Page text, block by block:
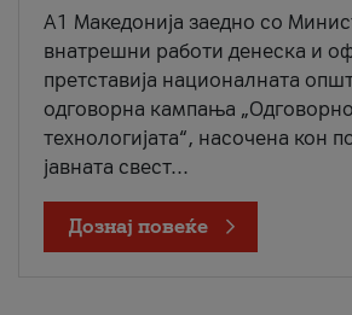
A1 Македонија заедно со
внатрешни работи денеска и
претставија националната
одговорна кампања
технологијата“, насочена кон
јавната свест...
Дознај повеќе